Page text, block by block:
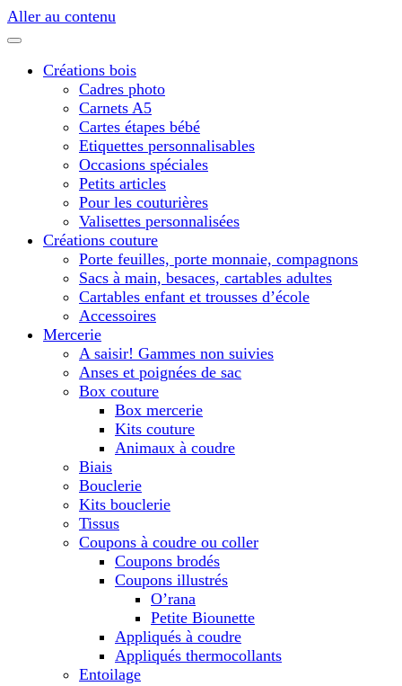
Aller au contenu
Créations bois
Cadres photo
Carnets A5
Cartes étapes bébé
Etiquettes personnalisables
Occasions spéciales
Petits articles
Pour les couturières
Valisettes personnalisées
Créations couture
Porte feuilles, porte monnaie, compagnons
Sacs à main, besaces, cartables adultes
Cartables enfant et trousses d’école
Accessoires
Mercerie
A saisir! Gammes non suivies
Anses et poignées de sac
Box couture
Box mercerie
Kits couture
Animaux à coudre
Biais
Bouclerie
Kits bouclerie
Tissus
Coupons à coudre ou coller
Coupons brodés
Coupons illustrés
O’rana
Petite Biounette
Appliqués à coudre
Appliqués thermocollants
Entoilage